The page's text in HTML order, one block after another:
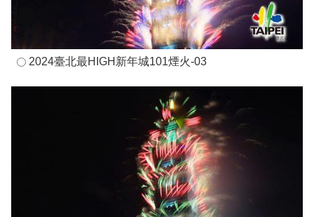
2024臺北最HIGH新年城101煙火-03